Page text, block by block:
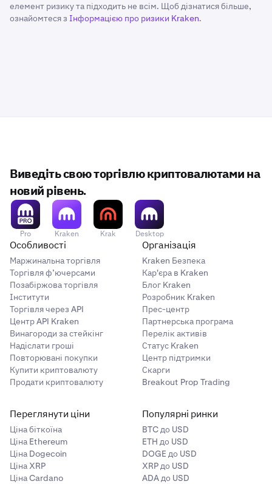
елемент ризику та підходить не всім. Щоб дізнатися більше,
ознайомтеся з Інформацією про ризики Kraken.
Виведіть свою торгівлю криптовалютами на
новий рівень.
Pro Kraken Krak Desktop
Особливості
Маржинальна торгівля
Торгівля ф’ючерсами
Позабіржова торгівля
Інститути
Торгівля через API
Центр API Kraken
Винагороди за стейкінг
Надіслати гроші
Повторювані покупки
Купити криптовалюту
Продати криптовалюту
Організація
Kraken Безпека
Кар'єра в Kraken
Блог Kraken
Розробник Kraken
Прес-центр
Партнерська програма
Перелік активів
Статус Kraken
Центр підтримки
Скарги
Breakout Prop Trading
Переглянути ціни
Ціна біткоїна
Ціна Ethereum
Ціна Dogecoin
Ціна XRP
Ціна Cardano
Популярні ринки
BTC до USD
ETH до USD
DOGE до USD
XRP до USD
ADA до USD